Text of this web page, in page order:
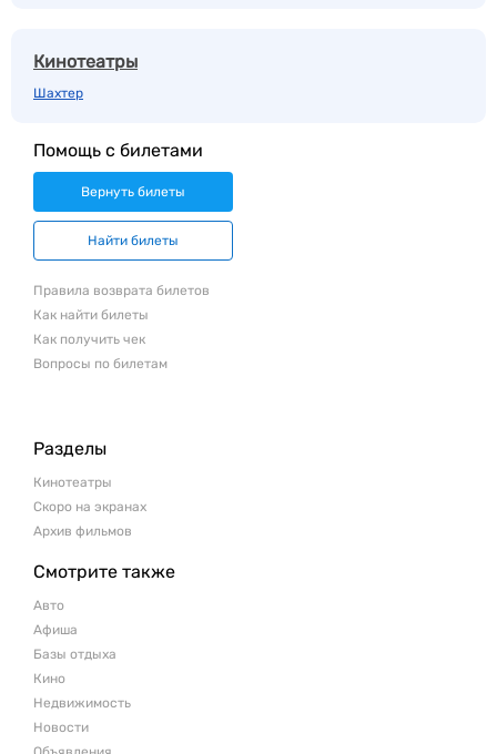
Кинотеатры
Шахтер
Помощь с билетами
Вернуть билеты
Найти билеты
Правила возврата билетов
Как найти билеты
Как получить чек
Вопросы по билетам
Разделы
Кинотеатры
Скоро на экранах
Архив фильмов
Смотрите также
Авто
Афиша
Базы отдыха
Кино
Недвижимость
Новости